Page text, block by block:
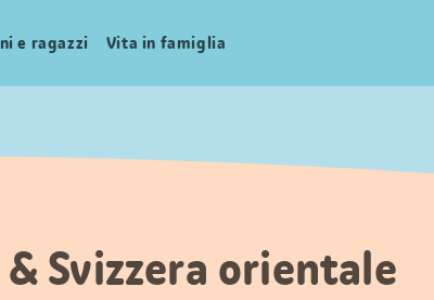
e ragazzi Vita in famiglia
Svizzera orientale